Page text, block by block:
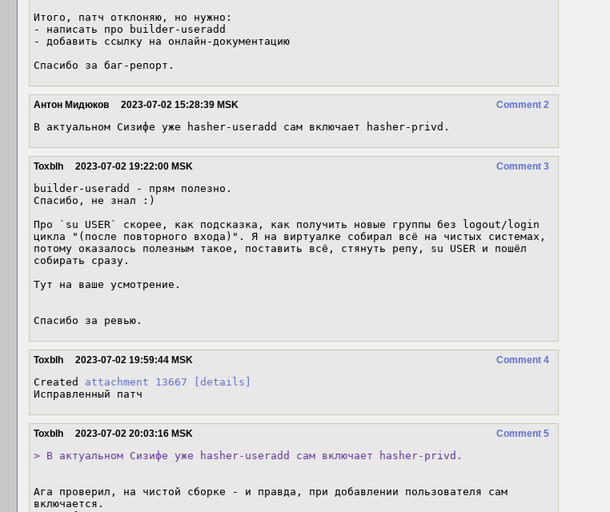
Итого, патч отклоняю, но нужно:
- написать про builder-useradd
- добавить ссылку на онлайн-документацию
Спасибо за баг-репорт.
Comment 2
Антон Мидюков 2023-07-02 15:28:39 MSK
В актуальном Сизифе уже hasher-useradd сам включает hasher-privd.
Comment 3
Toxblh 2023-07-02 19:22:00 MSK
builder-useradd - прям полезно.
Спасибо, не знал :)
Про `su USER` скорее, как подсказка, как получить новые группы без logout/login
цикла "(после повторного входа)". Я на виртуалке собирал всё на чистых системах,
потому оказалось полезным такое, поставить всё, стянуть репу, su USER и пошёл
собирать сразу.
Тут на ваше усмотрение.
Спасибо за ревью.
Comment 4
Toxblh 2023-07-02 19:59:44 MSK
Created attachment 13667
[details]
Исправленный патч
Comment 5
Toxblh 2023-07-02 20:03:16 MSK
> В актуальном Сизифе уже hasher-useradd сам включает hasher-privd.
Ага проверил, на чистой сборке - и правда, при добавлении пользователя сам
включается.